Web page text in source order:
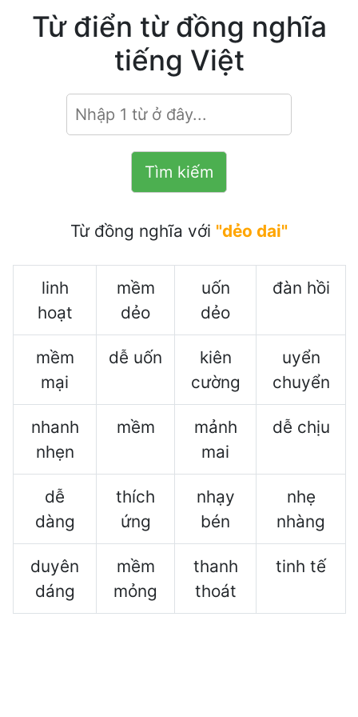
Từ điển từ đồng nghĩa
tiếng Việt
Từ đồng nghĩa với "dẻo dai"
linh
hoạt
mềm
dẻo
uốn
dẻo
đàn hồi
mềm
mại
dễ uốn
kiên
cường
uyển
chuyển
nhanh
nhẹn
mềm
mảnh
mai
dễ chịu
dễ
dàng
thích
ứng
nhạy
bén
nhẹ
nhàng
duyên
dáng
mềm
mỏng
thanh
thoát
tinh tế